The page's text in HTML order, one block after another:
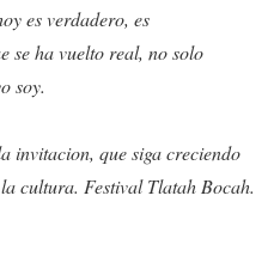
es verdadero, es
se ha vuelto real, no solo
soy.
invitacion, que siga creciendo
cultura. Festival Tlatah Bocah.